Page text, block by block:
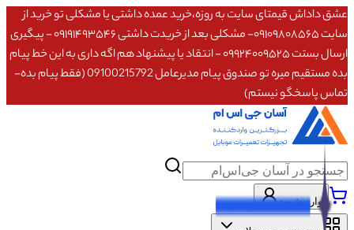
عشق داداش قیمتای سایت به روزه،خرید عمده داشتی یا مشکلی تو خرید از
سایت ۰۹۱۰۹۸۰۸۵۶۵- مشکلی بعد از خریدت داشتی ۰۹۱۹۱۴۹۳۵۴۶ - پیگیری
ارسال بستت ۰۹۹۲۴۰۰۹۵۲۵ - انتقاد یا پیشنهاد هم اگه داری به این خط پیام
بده مستقیم میره تو صندوق پیام مدیرعامل 09100215792 (فقط پیام بده-
تماس پاسخگو نیستم)
وارد شوید